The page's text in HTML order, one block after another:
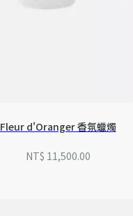
Fleur d'Oranger 香氛蠟燭
NT$ 11,500.00